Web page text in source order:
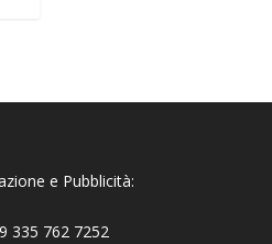
e Pubblicità:
335 762 7252